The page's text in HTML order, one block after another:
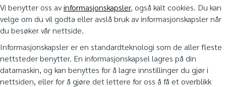
Vi benytter oss avinformasjonskapsler, også kalt cookies. Du kan
velge om du vil godta eller avslå bruk av informasjonskapsler når
du besøker vår nettside.
Informasjonskapsler er en standardteknologi som de aller fleste
nettsteder benytter. En informasjonskapsel lagres på din
datamaskin, og kan benyttes for å lagre innstillinger du gjør i
nettsiden, eller for å gjøre det lettere for oss å få et overblikk